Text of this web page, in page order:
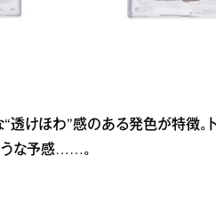
“透けほわ”感のある発色が特徴
うな予感……。